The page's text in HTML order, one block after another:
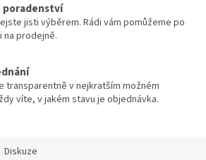
poradenství
jisti výběrem. Rádi vám pomůžeme po
prodejně.
transparentně v nejkratším možném
víte, v jakém stavu je objednávka.
Diskuze